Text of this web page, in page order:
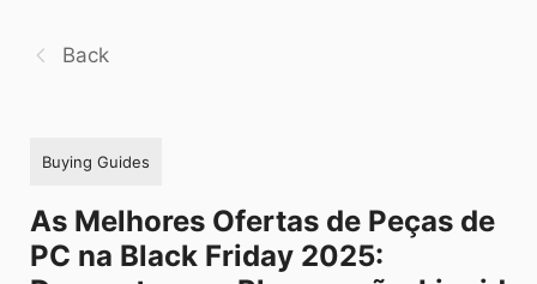
Back
Buying Guides
As Melhores Ofertas de Peças de
PC na Black Friday 2025: